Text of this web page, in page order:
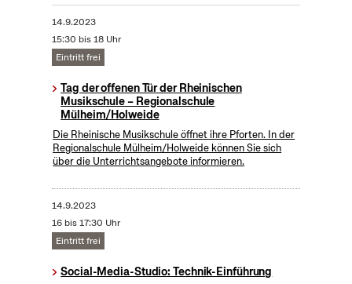
14.9.2023
15:30 bis 18 Uhr
Eintritt frei
Tag der offenen Tür der Rheinischen
Musikschule – Regionalschule
Mülheim/Holweide
Die Rheinische Musikschule öffnet ihre Pforten. In der
Regionalschule Mülheim/Holweide können Sie sich
über die Unterrichtsangebote informieren.
14.9.2023
16 bis 17:30 Uhr
Eintritt frei
Social-Media-Studio: Technik-Einführung